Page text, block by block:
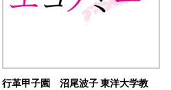
行革甲子園 沼尾波子 東洋大学教